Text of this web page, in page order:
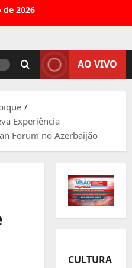
de 2026
AO VIVO
Experiência
Forum no Azerbaijão
CULTURA